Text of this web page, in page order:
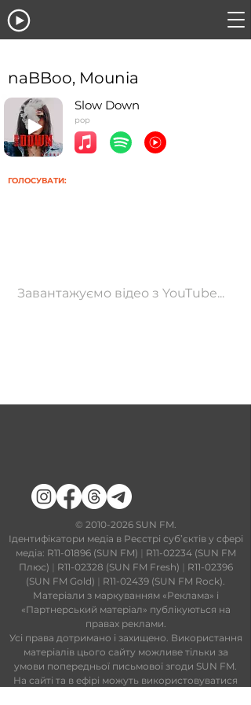
naBBoo, Mounia
Slow Down
pop
ГОЛОСУВАТИ:
Завантажуємо відео з YouTube...
​© 2010-2026SUN FM.
Ідентифікатори медіа в Реєстрі суб’єктів у сфері
медіа: R11-01896 (SUN FM) | R11-02234 (SUN FM
Плюс) | R11-02328 (SUN FM Fresh) | R11-02396
(SUN FM Gold) | R11-02439 (SUN FM Rock).
Матеріали з маркуванням «Реклама» і
«Партнерський матеріал» публікуються на
правах реклами.
Усі права дотримано і захищено. Використання
матеріалів цього сайту можливе тільки за
умови попередньої письмової згоди SUN FM.
На сайті та в ефірі можуть використовуватися